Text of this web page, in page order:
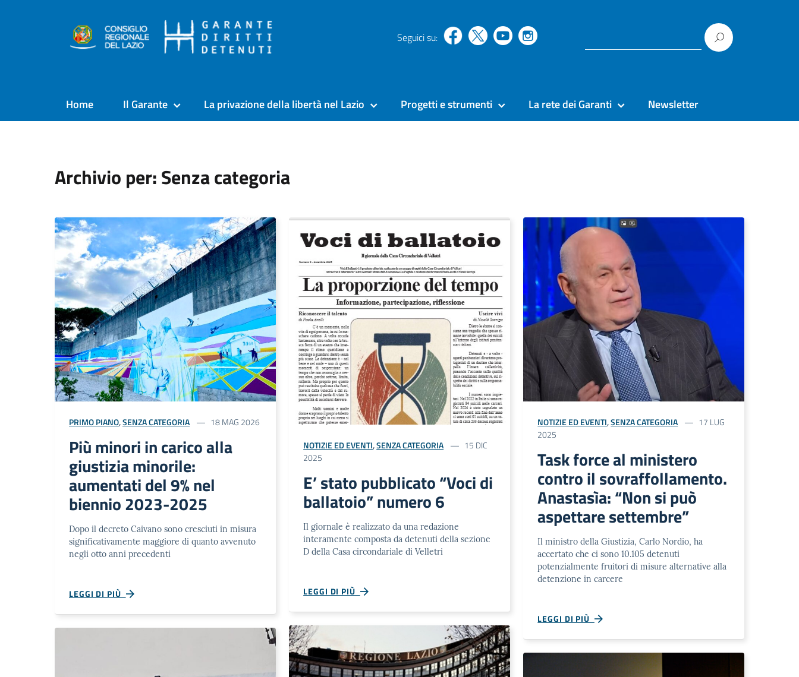
Seguici su:
Home Il Garante La privazione della libertà nel Lazio Progetti e strumenti La rete dei Garanti Newsletter
Archivio per: Senza categoria
PRIMO PIANO,SENZA CATEGORIA 18 MAG 2026
Più minori in carico alla
giustizia minorile:
aumentati del 9% nel
biennio 2023-2025
Dopo il decreto Caivano sono cresciuti in misura
significativamente maggiore di quanto avvenuto
negli otto anni precedenti
LEGGI DI PIÙ
NOTIZIE ED EVENTI,SENZA CATEGORIA
15 DIC
2025
E’ stato pubblicato “Voci di
ballatoio” numero 6
Il giornale è realizzato da una redazione
interamente composta da detenuti della sezione
D della Casa circondariale di Velletri
LEGGI DI PIÙ
NOTIZIE ED EVENTI,SENZA CATEGORIA
17 LUG
2025
Task force al ministero
contro il sovraffollamento.
Anastasìa: “Non si può
aspettare settembre”
Il ministro della Giustizia, Carlo Nordio, ha
accertato che ci sono 10.105 detenuti
potenzialmente fruitori di misure alternative alla
detenzione in carcere
LEGGI DI PIÙ